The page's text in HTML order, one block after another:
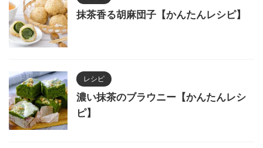
抹茶香る胡麻団子【かんたんレシピ】
レシピ
濃い抹茶のブラウニー【かんたんレシ
ピ】